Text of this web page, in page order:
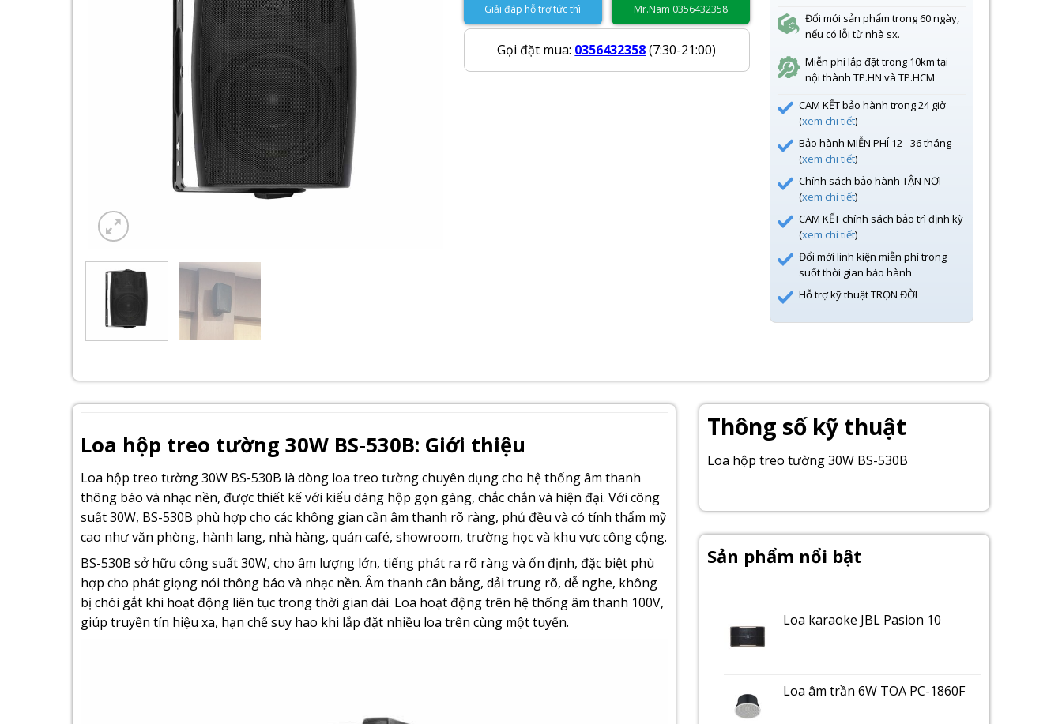
Giải đáp hỗ trợ tức thì
Mr.Nam 0356432358
Gọi đặt mua: 0356432358(7:30-21:00)
Đổi mới sản phẩm trong 60 ngày,
nếu có lỗi từ nhà sx.
Miễn phí lắp đặt trong 10km tại
nội thành TP.HN và TP.HCM
CAM KẾT bảo hành trong 24 giờ
(xem chi tiết)
Bảo hành MIỄN PHÍ 12 - 36 tháng
(xem chi tiết)
Chính sách bảo hành TẬN NƠI
(xem chi tiết)
CAM KẾT chính sách bảo trì định kỳ
(xem chi tiết)
Đổi mới linh kiện miễn phí trong
suốt thời gian bảo hành
Hỗ trợ kỹ thuật TRỌN ĐỜI
Loa hộp treo tường 30W BS-530B: Giới thiệu
Loa hộp treo tường 30W BS-530B là dòng loa treo tường chuyên dụng cho hệ thống âm thanh
thông báo và nhạc nền, được thiết kế với kiểu dáng hộp gọn gàng, chắc chắn và hiện đại. Với công
suất 30W, BS-530B phù hợp cho các không gian cần âm thanh rõ ràng, phủ đều và có tính thẩm mỹ
cao như văn phòng, hành lang, nhà hàng, quán café, showroom, trường học và khu vực công cộng.
BS-530B sở hữu công suất 30W, cho âm lượng lớn, tiếng phát ra rõ ràng và ổn định, đặc biệt phù
hợp cho phát giọng nói thông báo và nhạc nền. Âm thanh cân bằng, dải trung rõ, dễ nghe, không
bị chói gắt khi hoạt động liên tục trong thời gian dài. Loa hoạt động trên hệ thống âm thanh 100V,
giúp truyền tín hiệu xa, hạn chế suy hao khi lắp đặt nhiều loa trên cùng một tuyến.
Thông số kỹ thuật
Loa hộp treo tường 30W BS-530B
Sản phẩm nổi bật
Loa karaoke JBL Pasion 10
Loa âm trần 6W TOA PC-1860F